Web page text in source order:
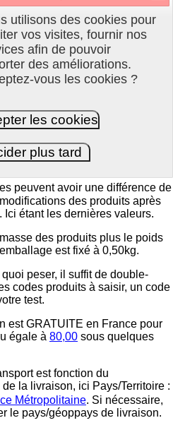
1
1
kg
9,99
5,10
15,09
peuvent avoir une différence de
des produits après
Ici étant les dernières valeurs.
des produits plus le poids
est fixé à 0,50kg.
peser, il suffit de double-
codes produits à saisir, un code
test.
est GRATUITE en France pour
égale à 80,00 sous quelques
est fonction du
la livraison, ici Pays/Territoire :
Métropolitaine. Si nécessaire,
le pays/géoppays de livraison.
utilisons des cookies pour
vos visites, fournir nos
afin de pouvoir
des améliorations.
vous les cookies ?
les cookies
plus tard